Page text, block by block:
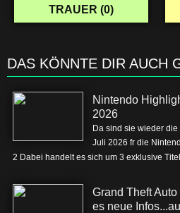
TRAUER (0)
DAS KÖNNTE DIR AUCH
Nintendo
2026
Da sind sie wieder
Juli 2026 fr die
2 Dabei handelt es sich um 3 exklusive
Grand Theft
es neue